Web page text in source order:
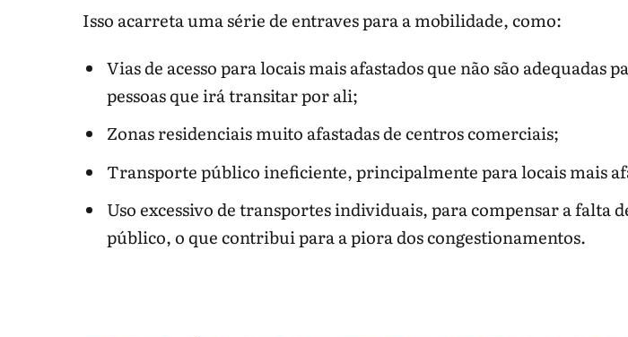
Isso acarreta uma série de entraves para a mobilidade, como:
Vias de acesso para locais mais afastados que não são adequadas
pessoas que irá transitar por ali;
Zonas residenciais muito afastadas de centros comerciais;
Transporte público ineficiente, principalmente para locais mais
Uso excessivo de transportes individuais, para compensar a falta
público, o que contribui para a piora dos congestionamentos.